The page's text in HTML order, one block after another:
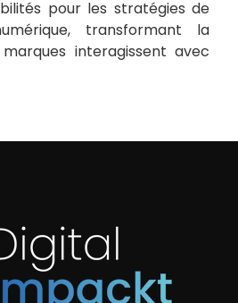
pour les stratégies de
transformant la
interagissent avec